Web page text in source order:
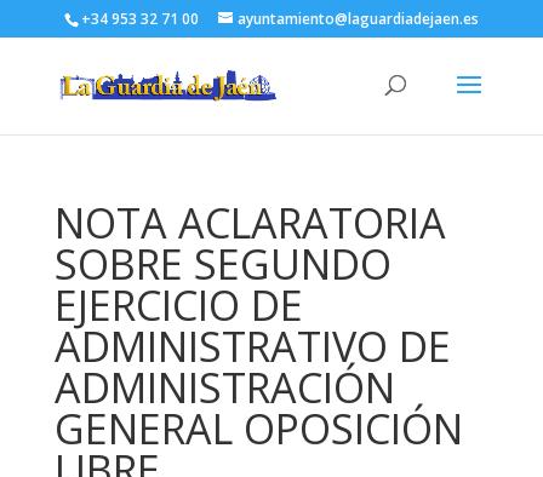
+34 953 32 71 00 ayuntamiento@laguardiadejaen.es
NOTA ACLARATORIA
SOBRE SEGUNDO
EJERCICIO DE
ADMINISTRATIVO DE
ADMINISTRACIÓN
GENERAL OPOSICIÓN